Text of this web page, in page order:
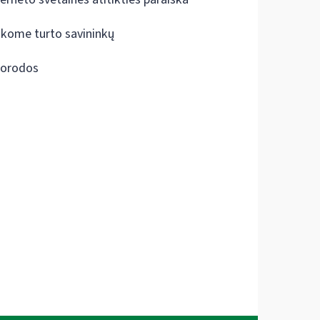
turto savininkų